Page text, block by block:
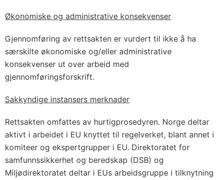
Økonomiske og administrative konsekvenser
Gjennomføring av rettsakten er vurdert til ikke å ha
særskilte økonomiske og/eller administrative
konsekvenser ut over arbeid med
gjennomføringsforskrift.
Sakkyndige instansers merknader
Rettsakten omfattes av hurtigprosedyren. Norge deltar
aktivt i arbeidet i EU knyttet til regelverket, blant annet i
komiteer og ekspertgrupper i EU. Direktoratet for
samfunnssikkerhet og beredskap (DSB) og
Miljødirektoratet deltar i EUs arbeidsgruppe i tilknytning